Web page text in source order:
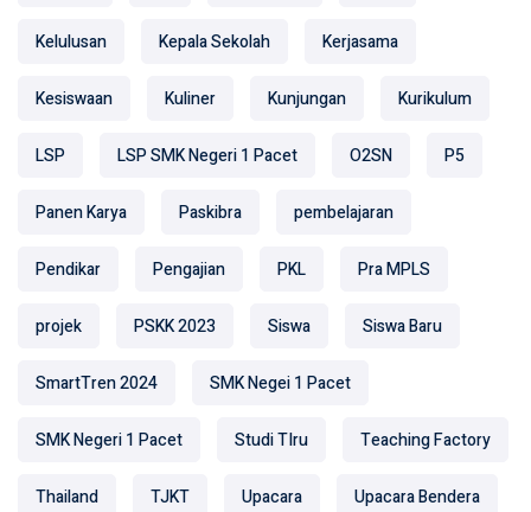
Kelulusan Kepala Sekolah Kerjasama
Kesiswaan Kuliner Kunjungan Kurikulum
LSP LSP SMK Negeri 1 Pacet O2SN P5
Panen Karya Paskibra pembelajaran
Pendikar Pengajian PKL Pra MPLS
projek PSKK 2023 Siswa Siswa Baru
SmartTren 2024 SMK Negei 1 Pacet
SMK Negeri 1 Pacet Studi TIru Teaching Factory
Thailand TJKT Upacara Upacara Bendera